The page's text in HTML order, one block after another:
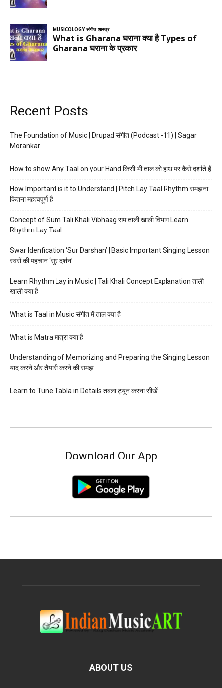
Recent Posts
The Foundation of Music | Drupad संगीत (Podcast -11) | Sagar
Morankar
How to show Any Taal on your Hand किसी भी ताल को हाथ पर कैसे दर्शाते हैं
How Important is it to Understand | Pitch Lay Taal Rhythm समझना
कितना महत्वपूर्ण है
Concept of Sum Tali Khali Vibhaag सम ताली खाली विभाग Learn
Rhythm Lay Taal
Swar Idenfication ‘Sur Darshan’ | Basic Important Singing Lesson
स्वरों की पहचान ‘सुर दर्शन’
Learn Rhythm Lay in Music | Tali Khali Concept Explanation ताली
खाली क्या है
What is Taal in Music संगीत में ताल क्या है
What is Matra मात्रा क्या है
Understanding of Memorizing and Preparing the Singing Lesson
याद करने और तैयारी करने की समझ
Learn to Tune Tabla in Details तबला ट्यून करना सीखें
Download Our App
ABOUT US